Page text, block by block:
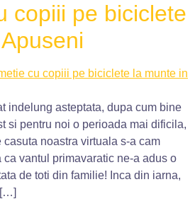
copiii pe biciclete
indelung asteptata, dupa cum bine
si pentru noi o perioada mai dificila,
casuta noastra virtuala s-a cam
ca vantul primavaratic ne-a adus o
de toti din familie! Inca din iarna,